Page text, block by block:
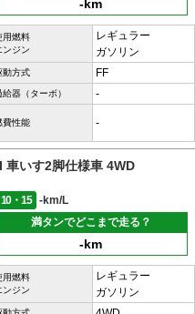
-km
用燃料
ンジン
レギュラー
ガソリン
動方式 FF
給器（ターボ） -
費性能 -
車いす2脚仕様車 4WD
10・15
-km/L
満タンでどこまで走る？
-km
用燃料
ンジン
レギュラー
ガソリン